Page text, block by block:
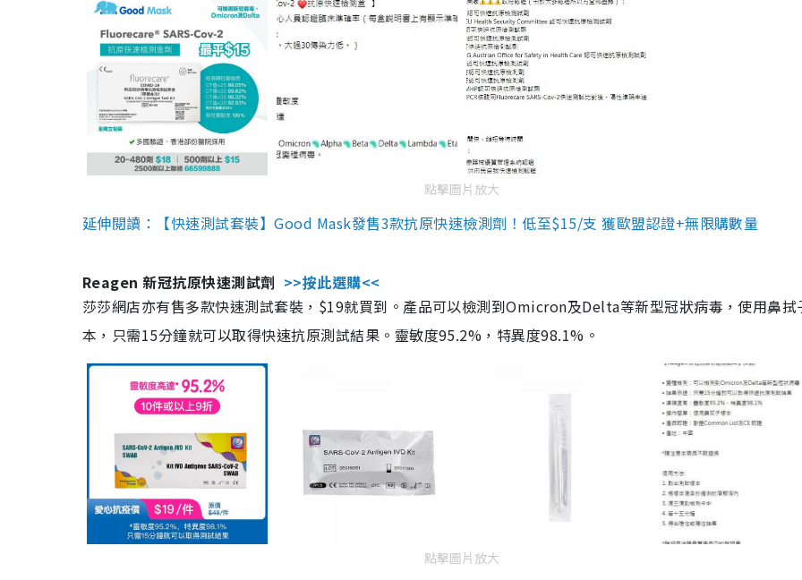
點擊圖片放大
延伸閱讀：【快速測試套裝】Good Mask發售3款抗原快速檢測劑！低至$15/支 獲歐盟認證+無限購數量
Reagen 新冠抗原快速測試劑 >>按此選購<<
莎莎網店亦有售多款快速測試套裝，$19就買到。產品可以檢測到Omicron及Delta等新型冠狀病毒，使用鼻拭
本，只需15分鐘就可以取得快速抗原測試結果。靈敏度95.2%，特異度98.1%。
點擊圖片放大